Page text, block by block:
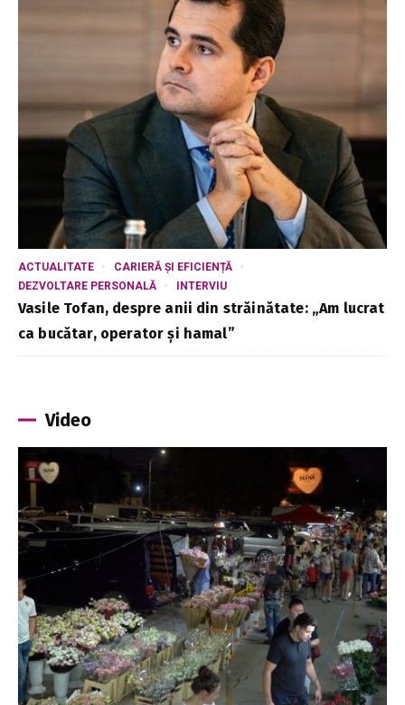
ACTUALITATE
CARIERĂ ȘI EFICIENȚĂ
DEZVOLTARE PERSONALĂ
INTERVIU
Vasile Tofan, despre anii din străinătate: „Am lucrat
ca bucătar, operator și hamal”
Video